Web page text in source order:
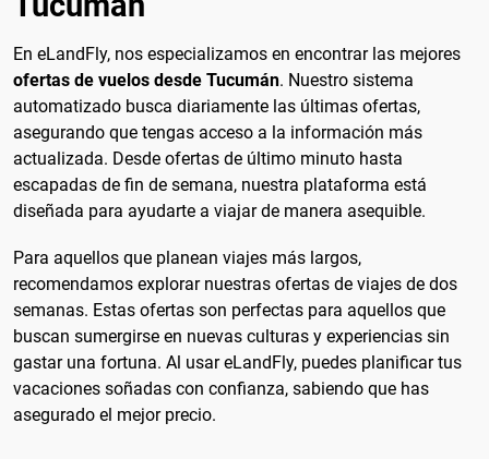
En eLandFly, nos especializamos en encontrar las mejores
ofertas de vuelos desde Tucumán. Nuestro sistema
automatizado busca diariamente las últimas ofertas,
asegurando que tengas acceso a la información más
actualizada. Desde ofertas de último minuto hasta
escapadas de fin de semana, nuestra plataforma está
diseñada para ayudarte a viajar de manera asequible.
Para aquellos que planean viajes más largos,
recomendamos explorar nuestras ofertas de viajes de dos
semanas. Estas ofertas son perfectas para aquellos que
buscan sumergirse en nuevas culturas y experiencias sin
gastar una fortuna. Al usar eLandFly, puedes planificar tus
vacaciones soñadas con confianza, sabiendo que has
asegurado el mejor precio.